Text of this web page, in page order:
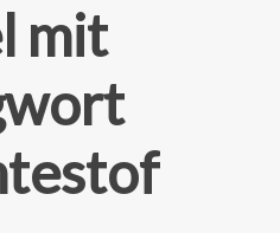
mit